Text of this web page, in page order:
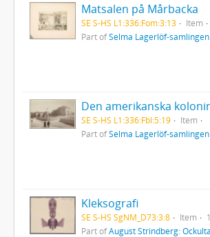
Matsalen på Mårbacka
SE S-HS L1:336:Fom:3:13
Item
Part ofSelma Lagerlöf-samlingen
SE S-HS L1:336:Fbl:5:19
Item
Part ofSelma Lagerlöf-samlingen
Kleksografi
SE S-HS SgNM_D73:3:8 Item
Part ofAugust Strindberg: